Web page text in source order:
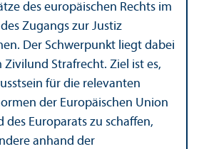
des europäischen Rechts im
Zugangs zur Justiz
Der Schwerpunkt liegt dabei
Zivilund Strafrecht. Ziel ist es,
für die relevanten
der Europäischen Union
des Europarats zu schaffen,
anhand der